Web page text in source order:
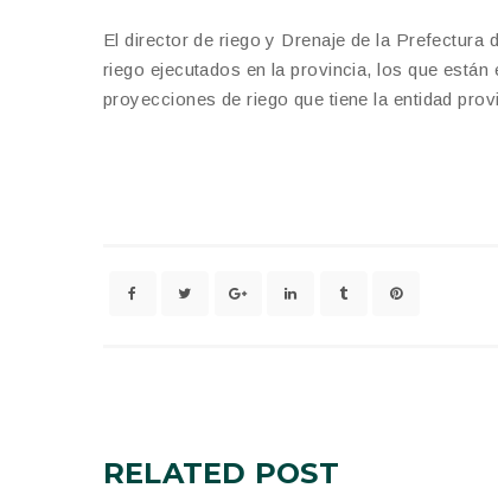
El director de riego y Drenaje de la Prefectura
riego ejecutados en la provincia, los que
proyecciones de riego que tiene la entidad
RELATED POST